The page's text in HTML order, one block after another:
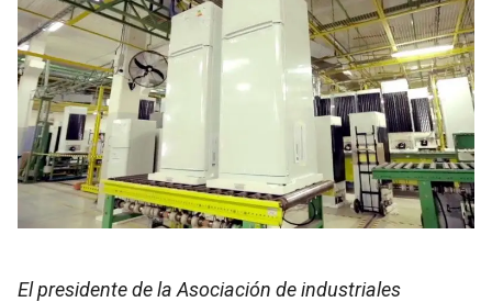
El presidente de la Asociación de industriales